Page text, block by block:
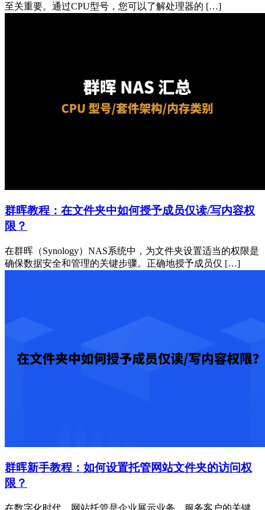
至关重要。通过CPU型号，您可以了解处理器的 […]
群晖教程：在文件夹中如何授予成员仅读/写内容权
限？
在群晖（Synology）NAS系统中，为文件夹设置适当的权限是
确保数据安全和管理的关键步骤。正确地授予成员仅 […]
群晖新手教程：如何设置托管网站文件夹的访问权
限？
在数字化时代，网站托管是企业展示业务、服务客户的关键。